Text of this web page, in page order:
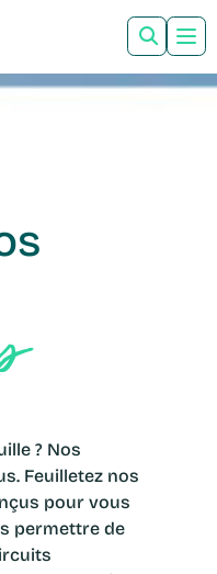
Feuilletez nos
pour vous
permettre de